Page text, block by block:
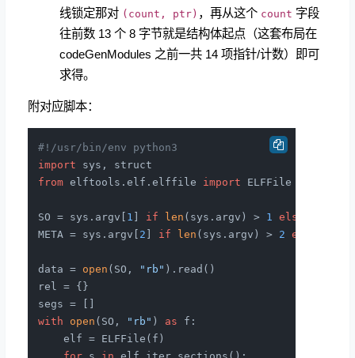
线锁定那对 (count, ptr) ，再从这个 count 字段
往前数 13 个 8 字节就是结构体起点（这套布局在
codeGenModules 之前一共 14 项指针/计数）即可
求得。
附对应脚本：
#!/usr/bin/env python3
import
from elftools.elf.elffile import ELFFile
SO = sys.argv[1 ] if len(sys.argv) > 1 else
META = sys.argv[2] if len(sys.argv) > 2 else
data = open(SO, "rb" ).read()
rel = {}
with
open(SO, "rb" ) as f:
    elf = ELFFile(f)